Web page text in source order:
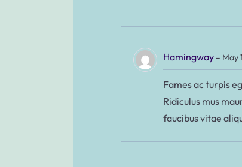
Hamingway – May
Fames ac turpis
Ridiculus mus
faucibus vitae